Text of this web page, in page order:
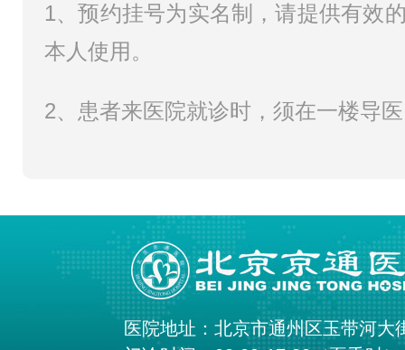
1、预约挂号为实名制，请提供有效
本人使用。
2、患者来医院就诊时，须在一楼导
医院地址：北京市通州区玉带河大